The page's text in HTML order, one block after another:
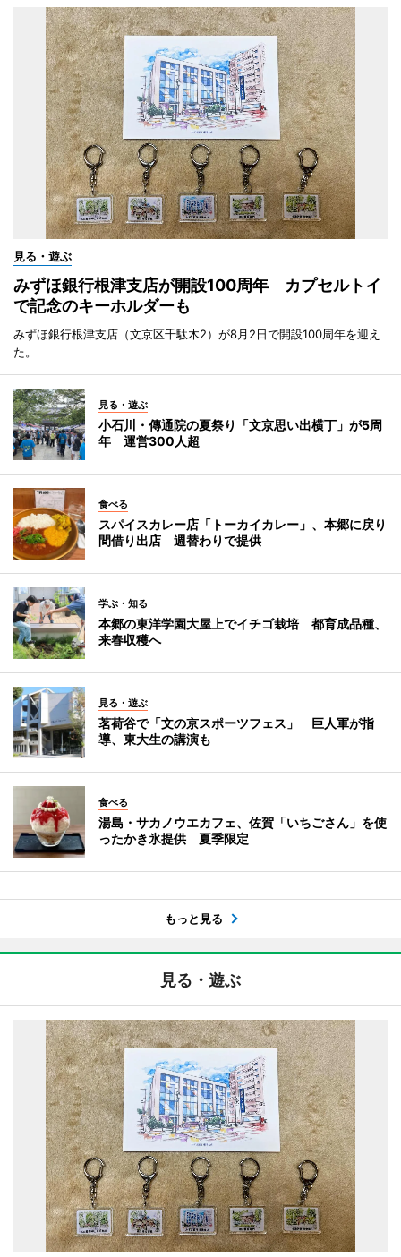
見る・遊ぶ
みずほ銀行根津支店が開設100周年 カプセルトイ
で記念のキーホルダーも
みずほ銀行根津支店（文京区千駄木2）が8月2日で開設100周年を迎え
た。
見る・遊ぶ
小石川・傳通院の夏祭り「文京思い出横丁」が5周
年 運営300人超
食べる
スパイスカレー店「トーカイカレー」、本郷に戻り
間借り出店 週替わりで提供
学ぶ・知る
本郷の東洋学園大屋上でイチゴ栽培 都育成品種、
来春収穫へ
見る・遊ぶ
茗荷谷で「文の京スポーツフェス」 巨人軍が指
導、東大生の講演も
食べる
湯島・サカノウエカフェ、佐賀「いちごさん」を使
ったかき氷提供 夏季限定
もっと見る
見る・遊ぶ